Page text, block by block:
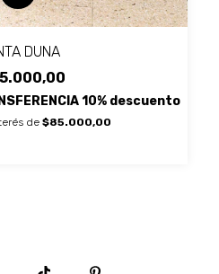
DUNA
10% descuento
de $85.000,00